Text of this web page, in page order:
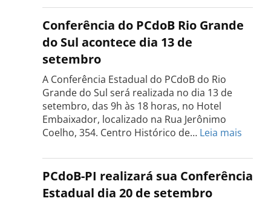
Estadual
do
PCdoB
Tocantins
será
realizada
dia
18
de
setembro
Conferência do PCdoB Rio Grande
do Sul acontece dia 13 de
setembro
A Conferência Estadual do PCdoB do Rio
Grande do Sul será realizada no dia 13 de
setembro, das 9h às 18 horas, no Hotel
Embaixador, localizado na Rua Jerônimo
Coelho, 354. Centro Histórico de… Leia mais
do
PCdoB
Rio
PCdoB-PI realizará sua Conferência
Estadual dia 20 de setembro